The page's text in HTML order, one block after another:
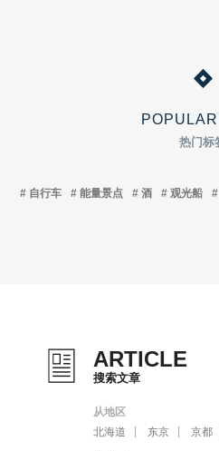
热门标
自行车 能量景点 酒 观光船
ARTICLE
搜索文章
从地区
北海道
东京 京都